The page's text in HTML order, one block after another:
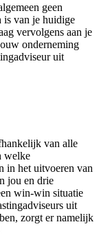
geen
is van je huidige
vervolgens aan je
onderneming
uit
van alle
welke
in het uitvoeren van
jou en drie
win-win situatie
uit
zorgt er namelijk